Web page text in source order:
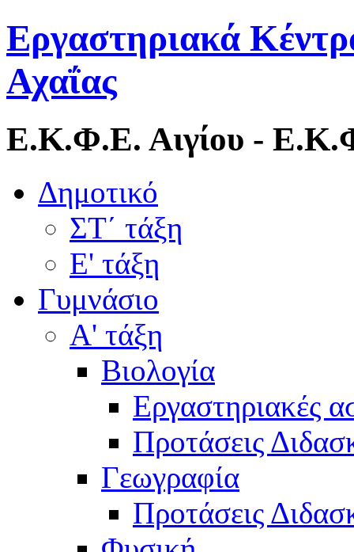
Εργαστηριακά
Αχαΐας
Ε.Κ.Φ.Ε. Αιγίου -
Δημοτικό
ΣΤ΄ τάξη
Ε' τάξη
Γυμνάσιο
Α' τάξη
Βιολογία
Εργαστηριακές
Προτάσεις
Γεωγραφία
Προτάσεις